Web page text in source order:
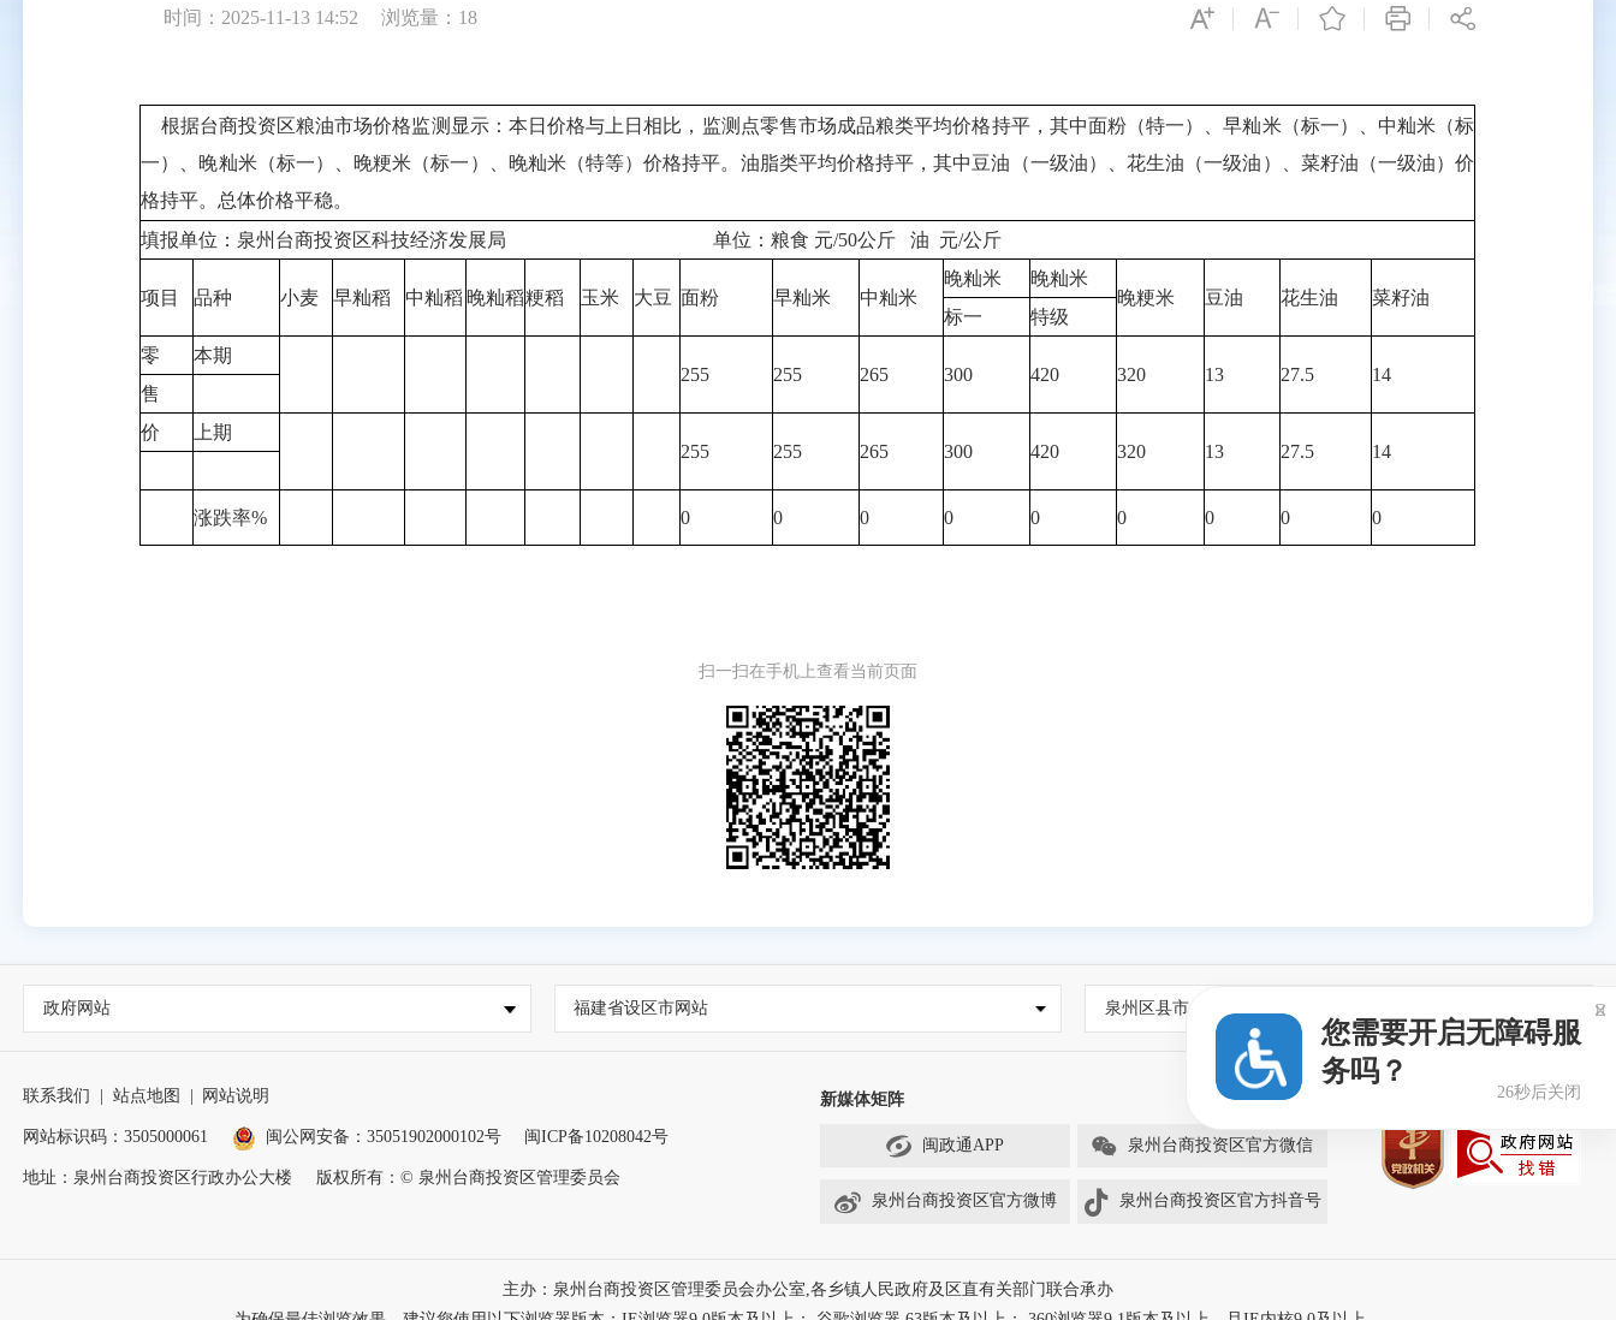
时间：2025-11-13 14:52 浏览量： 18
根据台商投资区粮油市场价格监测显示：本日价格与上日相比，监测点零售市场成品粮类平均价格持平，其中面粉（特一）、早籼米（标一）、中籼米（标
一）、晚籼米（标一）、晚粳米（标一）、晚籼米（特等）价格持平。油脂类平均价格持平，其中豆油（一级油）、花生油（一级油）、菜籽油（一级油）价
格持平。总体价格平稳。
填报单位：泉州台商投资区科技经济发展局 单位：粮食 元/50公斤 油 元/公斤
项目 品种 小麦 早籼稻 中籼稻 晚籼稻粳稻 玉米 大豆 面粉 早籼米 中籼米
晚籼米
晚籼米
晚粳米
豆油 花生油
菜籽油
标一
特级
零
本期
255
255 265 300 420 320 13 27.5
14
售
价
上期
255
255 265 300 420 320 13 27.5 14
涨跌率% 0 0 0 0 0 0 0 0 0
扫一扫在手机上查看当前页面
政府网站 福建省设区市网站 泉州区县市
联系我们 | 站点地图 | 网站说明
网站标识码：3505000061 闽公网安备：35051902000102号 闽ICP备10208042号
地址：泉州台商投资区行政办公大楼 版权所有：© 泉州台商投资区管理委员会
新媒体矩阵
闽政通APP 泉州台商投资区官方微信
泉州台商投资区官方微博 泉州台商投资区官方抖音号
主办：泉州台商投资区管理委员会办公室,各乡镇人民政府及区直有关部门联合承办
您需要开启无障碍服
务吗？
26秒后关闭
